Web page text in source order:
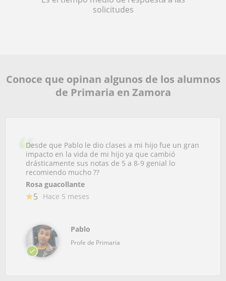
solicitudes
Conoce que opinan algunos de los alumnos
de Primaria en Zamora
Desde que Pablo le dio clases a mi hijo fue un gran
impacto en la vida de mi hijo ya que cambió
drásticamente sus notas de 5 a 8-9 genial lo
recomiendo mucho ??
Rosa guacollante
5 Hace 5 meses
Pablo
Profe de Primaria